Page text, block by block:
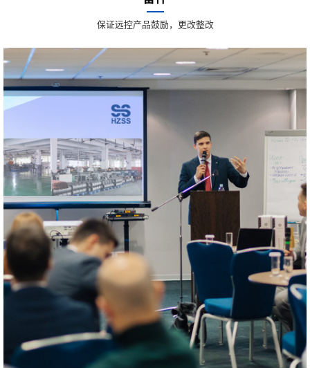
保证远控产品鼓励，更改整改